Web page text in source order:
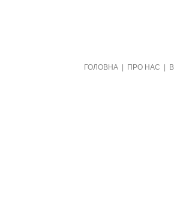
ГОЛОВНА ПРО НАС